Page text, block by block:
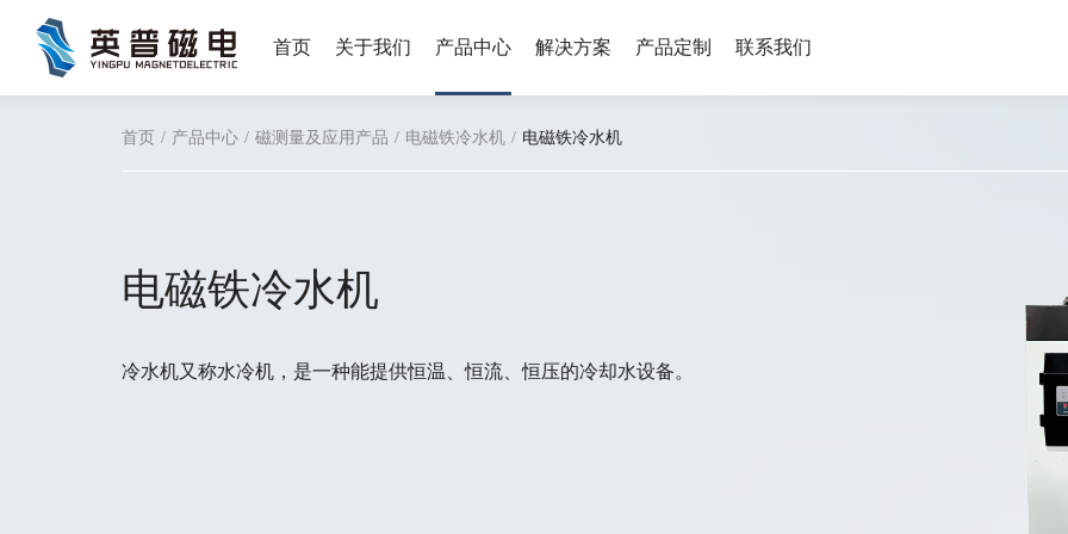
首页 关于我们 产品中心 解决方案 产品定制 联系我们
首页 / 产品中心 / 磁测量及应用产品 / 电磁铁冷水机 / 电磁铁冷水机
电磁铁冷水机
冷水机又称水冷机，是一种能提供恒温、恒流、恒压的冷却水设备。